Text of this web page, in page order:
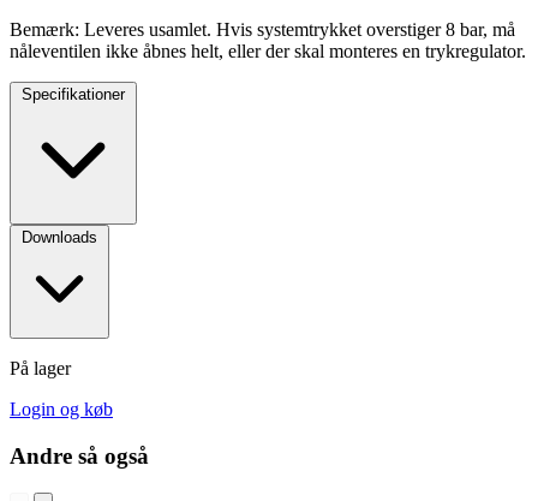
Bemærk: Leveres usamlet. Hvis systemtrykket overstiger 8 bar, må
nåleventilen ikke åbnes helt, eller der skal monteres en trykregulator.
Specifikationer
Downloads
På lager
Login og køb
Andre så også